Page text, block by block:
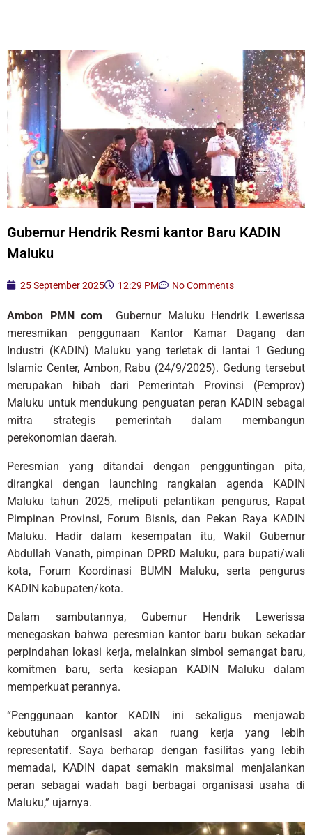
Gubernur Hendrik Resmi kantor Baru KADIN
Maluku
25 September 2025 12:29 PM No Comments
Ambon PMN com
Gubernur Maluku Hendrik Lewerissa
meresmikan penggunaan Kantor Kamar Dagang dan
Industri (KADIN) Maluku yang terletak di lantai 1 Gedung
Islamic Center, Ambon, Rabu (24/9/2025). Gedung tersebut
merupakan hibah dari Pemerintah Provinsi (Pemprov)
Maluku untuk mendukung penguatan peran KADIN sebagai
mitra strategis pemerintah dalam membangun
perekonomian daerah.
Peresmian yang ditandai dengan pengguntingan pita,
dirangkai dengan launching rangkaian agenda KADIN
Maluku tahun 2025, meliputi pelantikan pengurus, Rapat
Pimpinan Provinsi, Forum Bisnis, dan Pekan Raya KADIN
Maluku. Hadir dalam kesempatan itu, Wakil Gubernur
Abdullah Vanath, pimpinan DPRD Maluku, para bupati/wali
kota, Forum Koordinasi BUMN Maluku, serta pengurus
KADIN kabupaten/kota.
Dalam sambutannya, Gubernur Hendrik Lewerissa
menegaskan bahwa peresmian kantor baru bukan sekadar
perpindahan lokasi kerja, melainkan simbol semangat baru,
komitmen baru, serta kesiapan KADIN Maluku dalam
memperkuat perannya.
“Penggunaan kantor KADIN ini sekaligus menjawab
kebutuhan organisasi akan ruang kerja yang lebih
representatif. Saya berharap dengan fasilitas yang lebih
memadai, KADIN dapat semakin maksimal menjalankan
peran sebagai wadah bagi berbagai organisasi usaha di
Maluku,” ujarnya.